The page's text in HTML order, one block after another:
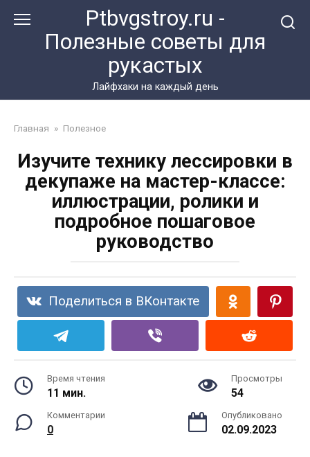
Ptbvgstroy.ru -
Полезные советы для
рукастых
Лайфхаки на каждый день
Главная » Полезное
Изучите технику лессировки в
декупаже на мастер-классе:
иллюстрации, ролики и
подробное пошаговое
руководство
Поделиться в ВКонтакте
Время чтения
11 мин.
Просмотры
54
Комментарии
0
Опубликовано
02.09.2023